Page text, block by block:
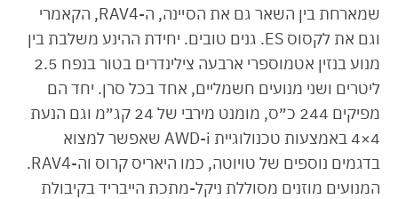
שמארחת בין השאר גם את הסיינה, ה-RAV4, הקאמרי
וגם את לקסוס ES. גנים טובים. יחידת ההינע משלבת בין
מנוע בנזין אטמוספרי ארבעה צילינדרים בטור בנפח 2.5
ליטרים ושני מנועים חשמליים, אחד בכל סרן. יחד הם
מפיקים 244 כ״ס, מומנט מירבי של 24 קג״מ וגם הנעת
4×4 באמצעות טכנולוגיית AWD-i שאפשר למצוא
בדגמים נוספים של טויוטה, כמו היאריס קרוס וה-RAV4.
המנועים מוזנים מסוללת ניקל-מתכת הייבריד בקיבולת